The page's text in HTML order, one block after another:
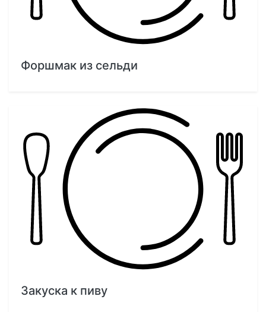
Форшмак из сельди
Закуска к пиву